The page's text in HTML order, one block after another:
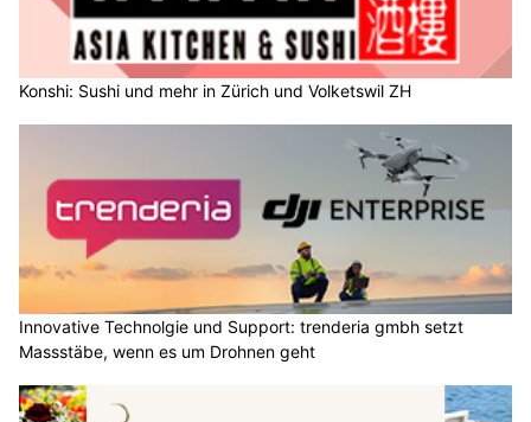
Konshi: Sushi und mehr in Zürich und Volketswil ZH
Innovative Technolgie und Support: trenderia gmbh setzt
Massstäbe, wenn es um Drohnen geht